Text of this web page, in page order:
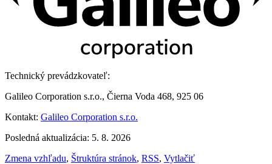
Technický prevádzkovateľ:
Galileo Corporation s.r.o., Čierna Voda 468, 925 06
Kontakt: Galileo Corporation s.r.o.
Posledná aktualizácia: 5. 8. 2026
Zmena vzhľadu, Štruktúra stránok, RSS, Vytlačiť